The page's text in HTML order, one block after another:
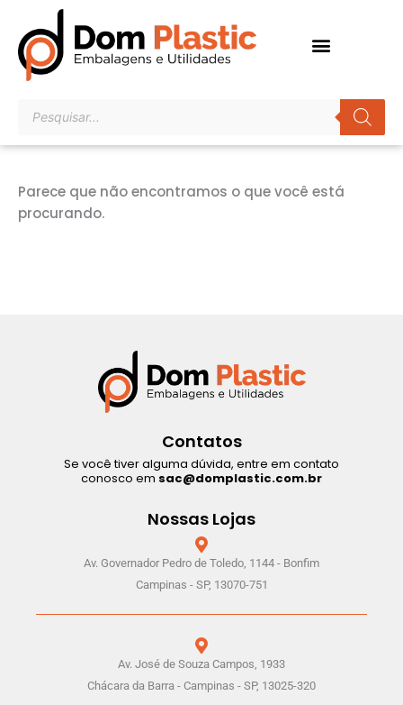
para
conteúdo
produtos
Parece que não encontramos o que você está
procurando.
Contatos
Se você tiver alguma dúvida, entre em contato
conosco em sac@domplastic.com.br
Nossas Lojas
Av. Governador Pedro de Toledo, 1144 - Bonfim
Campinas - SP, 13070-751
Av. José de Souza Campos, 1933
Chácara da Barra - Campinas - SP, 13025-320